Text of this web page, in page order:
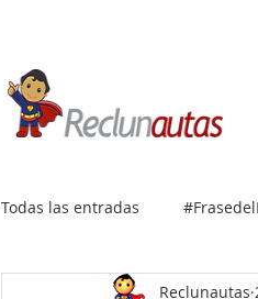
Todas las entradas
Reclunautas